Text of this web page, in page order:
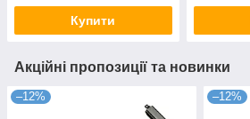
Купити
Акційні пропозиції та новинки
–12% –12%